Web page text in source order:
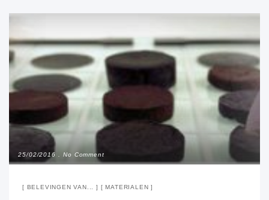
25/02/2016 No Comment
BELEVINGEN VAN... MATERIALEN